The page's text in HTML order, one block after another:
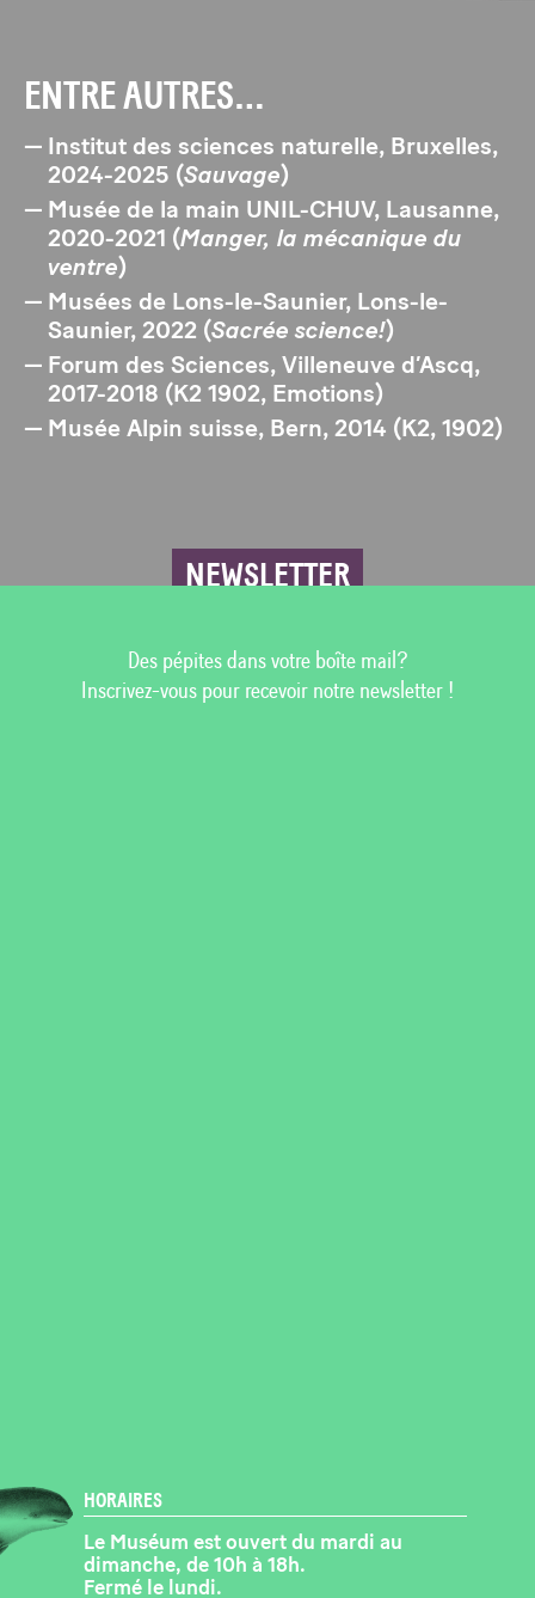
ENTRE AUTRES…
Institut des sciences naturelle, Bruxelles,
2024-2025 (Sauvage)
Musée de la main UNIL-CHUV, Lausanne,
2020-2021 (Manger, la mécanique du
ventre)
Musées de Lons-le-Saunier, Lons-le-
Saunier, 2022 (Sacrée science!)
Forum des Sciences, Villeneuve d’Ascq,
2017-2018 (K2 1902, Emotions)
Musée Alpin suisse, Bern, 2014 (K2, 1902)
Des pépites dans votre boîte mail?
Inscrivez-vous pour recevoir notre newsletter !
NEWSLETTER
HORAIRES
Le Muséum est ouvert du mardi au
dimanche, de 10h à 18h.
Fermé le lundi.